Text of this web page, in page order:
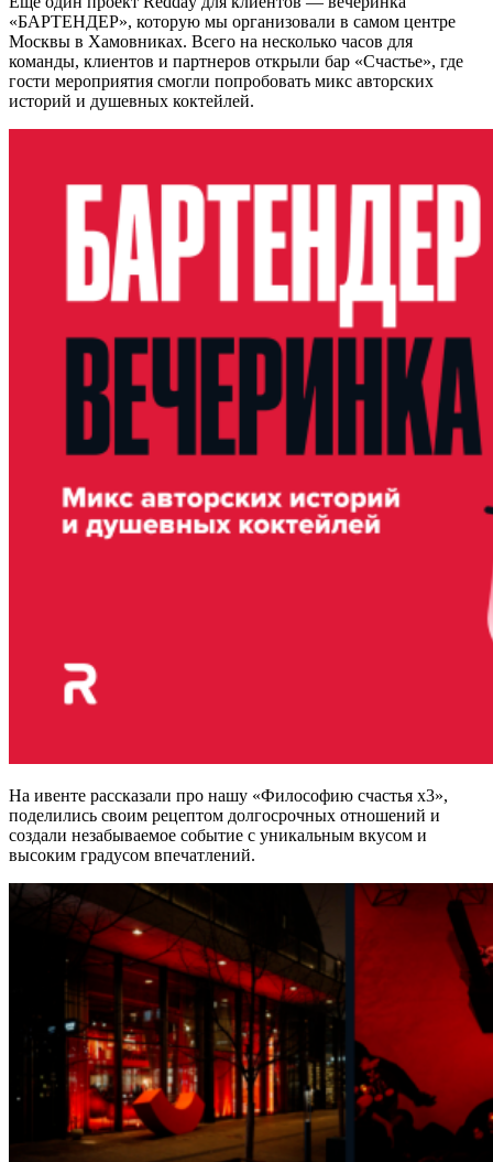
«БАРТЕНДЕР», которую мы организовали в самом центре
Москвы в Хамовниках. Всего на несколько часов для
команды, клиентов и партнеров открыли бар «Счастье», где
гости мероприятия смогли попробовать микс авторских
историй и душевных коктейлей.
На ивенте рассказали про нашу «Философию счастья х3»,
поделились своим рецептом долгосрочных отношений и
создали незабываемое событие с уникальным вкусом и
высоким градусом впечатлений.